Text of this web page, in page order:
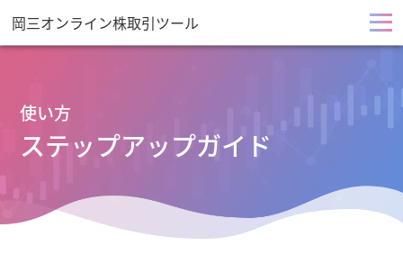
岡三オンライン株取引ツール メ
ュ
を
使い方
ステップアップガイド